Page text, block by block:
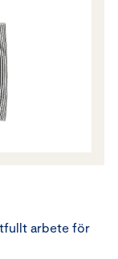
arbete för